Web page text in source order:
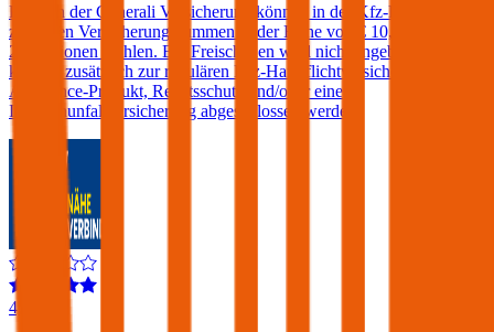
Kunden der Generali Versicherung können in der Kfz-Haftpflicht
zwischen Versicherungssummen in der Höhe von € 10, 15, 20 und
25 Millionen wählen. Ein Freischaden wird nicht angeboten, jedoch
können zusätzlich zur regulären Kfz-Haftpflichtversicherung ein
Assistance-Produkt, Rechtsschutz und/oder eine
Insassenunfallversicherung abgeschlossen werden.
4,1